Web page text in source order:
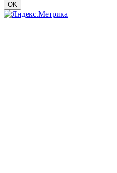
OK